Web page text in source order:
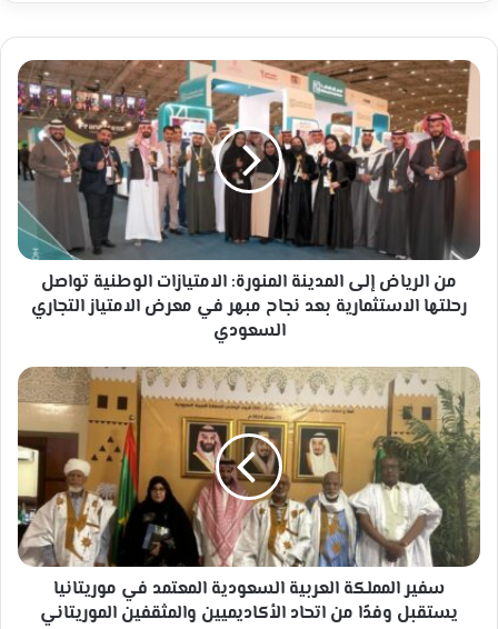
من
الرياض
إلى
المدينة
المنورة:
الامتيازات
الوطنية
تواصل
رحلتها
الاستثمارية
بعد
في
معرض
الامتياز
التجاري
السعودي
من الرياض إلى المدينة المنورة: الامتيازات الوطنية تواصل
رحلتها الاستثمارية بعد نجاح مبهر في معرض الامتياز التجاري
السعودي
سفير
المملكة
العربية
السعودية
المعتمد
في
موريتانيا
يستقبل
وفدًا
اتحاد
سفير المملكة العربية السعودية المعتمد في موريتانيا
يستقبل وفدًا من اتحاد الأكاديميين والمثقفين الموريتاني